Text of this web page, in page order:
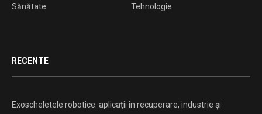
Sănătate Tehnologie
RECENTE
Exoscheletele robotice: aplicații în recuperare, industrie și